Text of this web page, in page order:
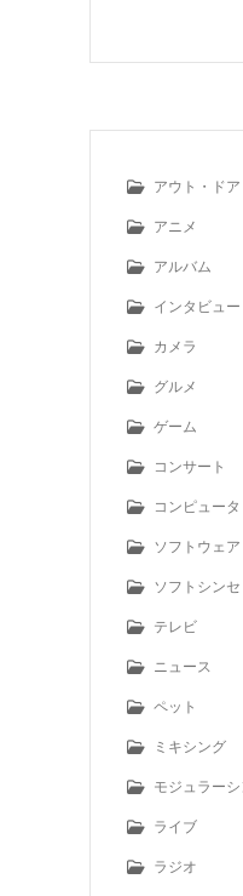
アウト・ドア
アニメ
アルバム
インタビュー
カメラ
グルメ
ゲーム
コンサート
コンピュータ
ソフトウェア
ソフトシンセ
テレビ
ニュース
ペット
ミキシング
モジュラー
ライブ
ラジオ